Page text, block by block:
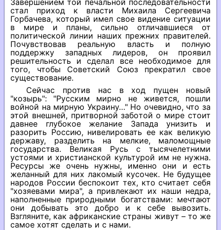
Завершением той печальной последовательности
стал приход к власти Михаила Сергеевича
Горбачева, который имел свое видение ситуации
в мире и планы, сильно отличавшиеся от
политической линии наших прежних правителей.
Почувствовав реальную власть и полную
поддержку западных лидеров, он проявил
решительность и сделал все необходимое для
того, чтобы Советский Союз прекратил свое
существование.
Сейчас против нас в ход пущен новый
"козырь": "Русским мирно не живется, пошли
войной на мирную Украину…" Но очевидно, что за
этой внешней, притворной заботой о мире стоит
давнее глубокое желание Запада унизить и
разорить Россию, нивелировать ее как великую
державу, разделить на мелкие, маломощные
государства. Великая Русь с тысячелетними
устоями и христианской культурой им не нужна.
Ресурсы же очень нужны, именно они и есть
желанный для них лакомый кусочек. Не будущее
народов России беспокоит тех, кто считает себя
"хозяевами мира", а привлекают их наши недра,
наполненные природными богатствами: мечтают
они добывать это добро и к себе вывозить.
Взгляните, как африканские страны живут – то же
самое хотят сделать и с нами.